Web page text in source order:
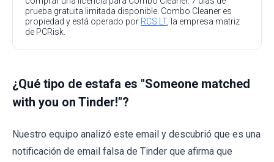
prueba gratuita limitada disponible. Combo Cleaner es
propiedad y está operado por RCS LT, la empresa matriz
de PCRisk.
¿Qué tipo de estafa es "Someone matched
with you on Tinder!"?
Nuestro equipo analizó este email y descubrió que es una
notificación de email falsa de Tinder que afirma que